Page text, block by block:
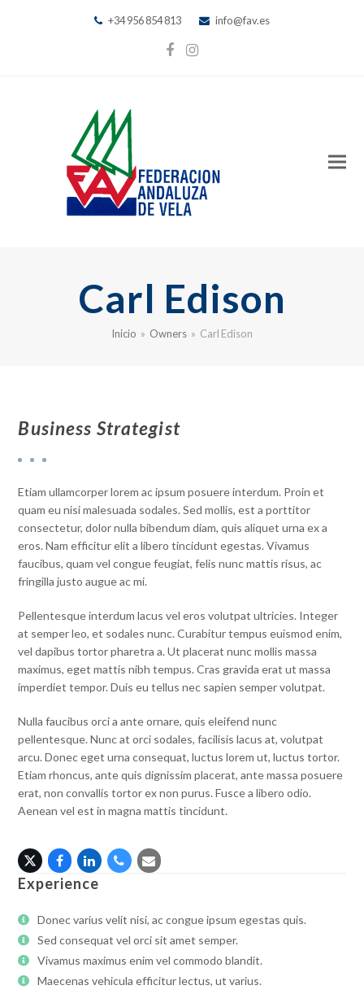
+34 956 854 813 info@fav.es
Facebook
Instagram
Carl Edison
Inicio » Owners » Carl Edison
Business Strategist
Etiam ullamcorper lorem ac ipsum posuere interdum. Proin et
quam eu nisi malesuada sodales. Sed mollis, est a porttitor
consectetur, dolor nulla bibendum diam, quis aliquet urna ex a
eros. Nam efficitur elit a libero tincidunt egestas. Vivamus
faucibus, quam vel congue feugiat, felis nunc mattis risus, ac
fringilla justo augue ac mi.
Pellentesque interdum lacus vel eros volutpat ultricies. Integer
at semper leo, et sodales nunc. Curabitur tempus euismod enim,
vel dapibus tortor pharetra a. Ut placerat nunc mollis massa
maximus, eget mattis nibh tempus. Cras gravida erat ut massa
imperdiet tempor. Duis eu tellus nec sapien semper volutpat.
Nulla faucibus orci a ante ornare, quis eleifend nunc
pellentesque. Nunc at orci sodales, facilisis lacus at, volutpat
arcu. Donec eget urna consequat, luctus lorem ut, luctus tortor.
Etiam rhoncus, ante quis dignissim placerat, ante massa posuere
erat, non convallis tortor ex non purus. Fusce a libero odio.
Aenean vel est in magna mattis tincidunt.
X Facebook
LinkedinNúmeroCorreo
Experience
Donec varius velit nisi, ac congue ipsum egestas quis.
Sed consequat vel orci sit amet semper.
Vivamus maximus enim vel commodo blandit.
Maecenas vehicula efficitur lectus, ut varius.